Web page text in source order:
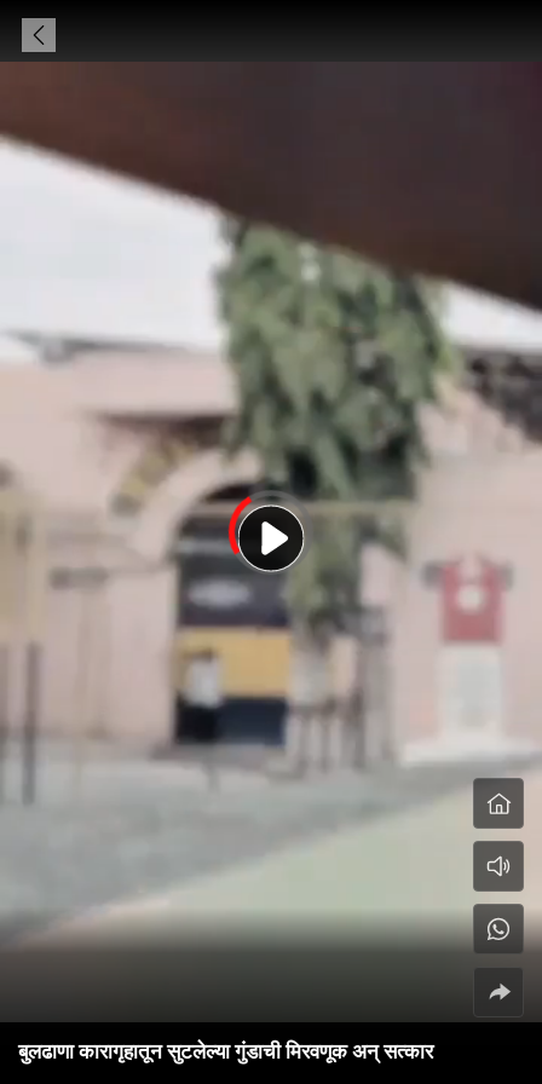
बुलढाणा कारागृहातून सुटलेल्या गुंडाची मिरवणूक अन् सत्कार